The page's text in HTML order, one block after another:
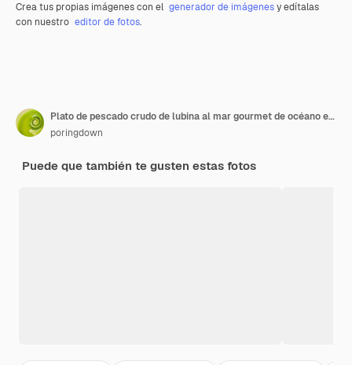
Crea tus propias imágenes con el generador de imágenesy edítalas
con nuestro editor de fotos.
Plato de pescado crudo de lubina al mar gourmet de océano en hielo
poringdown
Puede que también te gusten estas fotos